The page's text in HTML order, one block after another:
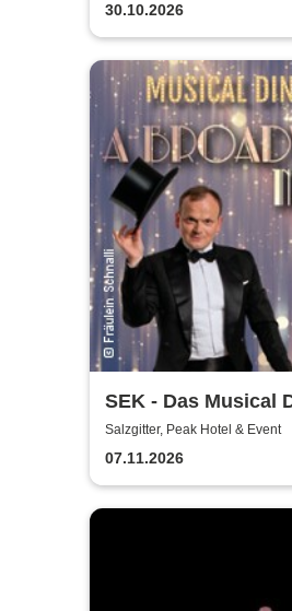
30.10.2026
SEK - Das Musical
Broadway Night
Salzgitter, Peak Hotel & Event
07.11.2026